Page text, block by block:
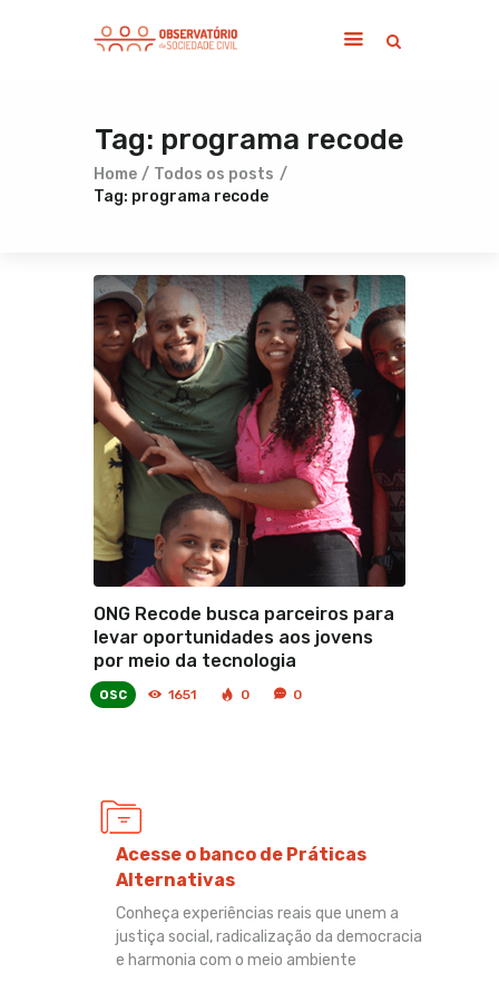
Tag: programa recode
Home
Todos os posts
Tag: programa recode
Home
Sobre
Notícias
Contato
ONG Recode busca parceiros para
levar oportunidades aos jovens
por meio da tecnologia
osc 1651 0 0
Acesse o banco de Práticas
Alternativas
Conheça experiências reais que unem a
justiça social, radicalização da democracia
e harmonia com o meio ambiente